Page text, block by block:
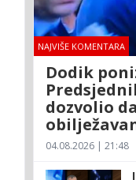
NAJVIŠE KOMENTARA
Dodik
dozvolio
04.08.2026 | 21:48